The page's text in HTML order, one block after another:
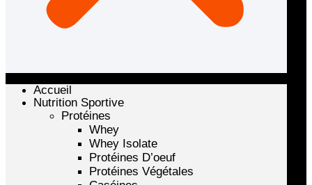
Accueil
Nutrition Sportive
Protéines
Whey
Whey Isolate
Protéines D’oeuf
Protéines Végétales